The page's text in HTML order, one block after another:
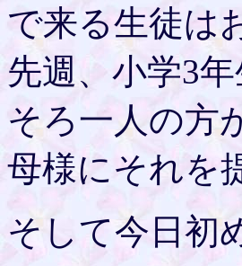
で来る生徒は
先週、小学3
そろ一人の方
母様にそれを
そして今日初